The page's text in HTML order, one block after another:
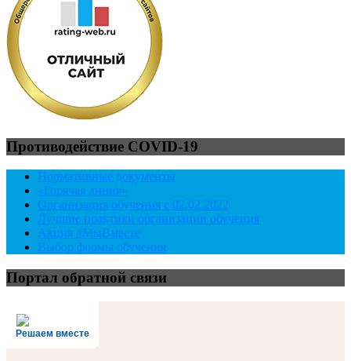
Противодействие COVID-19
Нормативные документы
«Горячая линия»
Организация обучения с 02.02.2022
Лучшие практики организации обучения
Акция #МыВместе
Выбор формы обучения
Портал обратной связи
Решаем вместе